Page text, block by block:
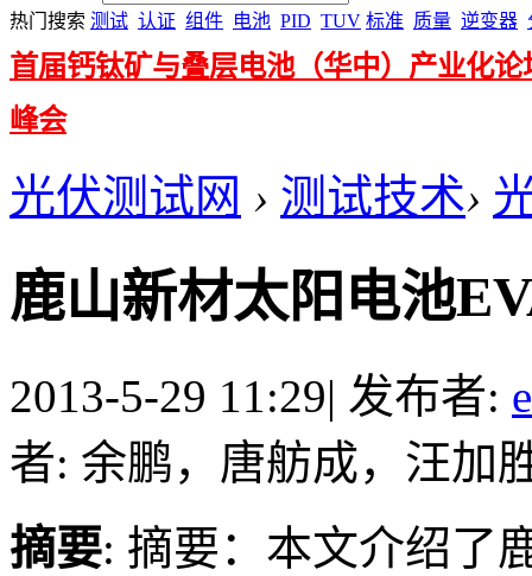
热门搜索 测试 认证 组件 电池 PID TUV 标准 质量 逆变器
首届钙钛矿与叠层电池（华中）产业化论
峰会
光伏测试网 › 测试技术›
鹿山新材太阳电池
2013-5-29 11:29| 发布者:
者: 余鹏，唐舫成，汪加
摘要: 摘要：本文介绍了